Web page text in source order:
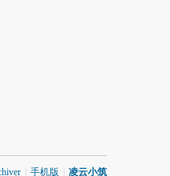
手机版 凌云小筑